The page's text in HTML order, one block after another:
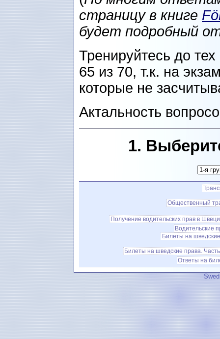
страницу в книге
будет подробный
Тренируйтесь до
65 из 70, т.к. на
которые не
Актальность
1.
Общественный
Получение водительских прав в
Водительские
Билеты на
Билеты на шведские права.
Ответы на